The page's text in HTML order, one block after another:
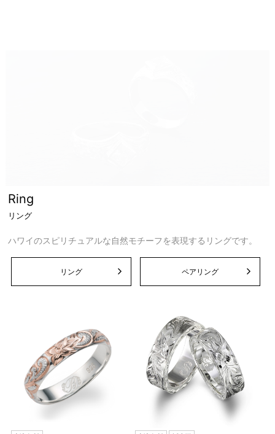
Ring
リング
ハワイのスピリチュアルな自然モチーフを表現するリングです。
リング ペアリング